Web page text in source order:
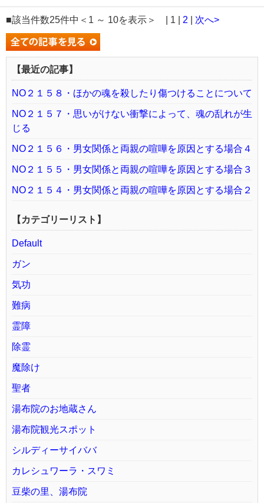
■該当件数25件中＜1 ～ 10を表示＞ | 1 | 2 次へ>
【最近の記事】
NO２１５８・ほかの魂を殺したり傷つけることについて
NO２１５７・思いがけない衝撃によって、魂の乱れが生
じる
NO２１５６・男女関係と両親の喧嘩を原因とする場合４
NO２１５５・男女関係と両親の喧嘩を原因とする場合３
NO２１５４・男女関係と両親の喧嘩を原因とする場合２
【カテゴリーリスト】
Default
ガン
気功
難病
霊障
除霊
魔除け
聖者
湯布院のお地蔵さん
湯布院観光スポット
シルディーサイババ
カレシュワーラ・スワミ
豆柴の里、湯布院